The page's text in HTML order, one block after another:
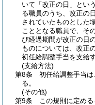
いて「改正の日」とい
る職員のうち、改正の
されていたものとした
こととなる職員で、そ
び経過期間が改正の日
ものについては、改正
初任給調整手当を支給す
(支給方法)
第8条
初任給調整手当
る。
(その他)
第9条
この規則に定め